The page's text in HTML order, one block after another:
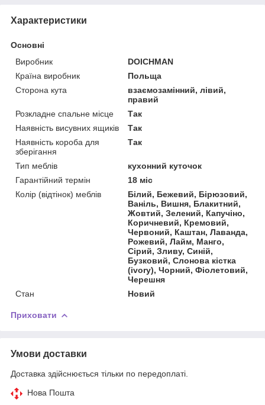
Характеристики
Основні
Виробник
DOICHMAN
Країна виробник
Польща
Сторона кута
взаємозамінний, лівий,
правий
Розкладне спальне місце
Так
Наявність висувних ящиків
Так
Наявність короба для
зберігання
Так
Тип меблів
кухонний куточок
Гарантійний термін
18 міс
Колір (відтінок) меблів
Білий, Бежевий, Бірюзовий,
Ваніль, Вишня, Блакитний,
Жовтий, Зелений, Капучіно,
Коричневий, Кремовий,
Червоний, Каштан, Лаванда,
Рожевий, Лайм, Манго,
Сірий, Зливу, Синій,
Бузковий, Слонова кістка
(ivory), Чорний, Фіолетовий,
Черешня
Стан
Новий
Приховати
Умови доставки
Доставка здійснюється тільки по передоплаті.
Нова Пошта